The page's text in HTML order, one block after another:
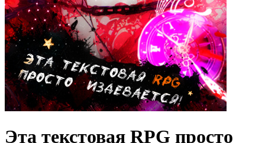
Эта текстовая RPG просто